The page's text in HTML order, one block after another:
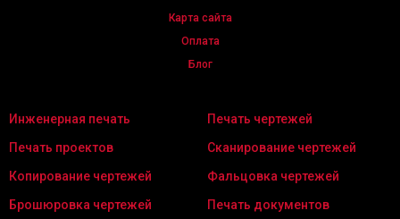
Карта сайта
Оплата
Блог
Инженерная печать
Печать чертежей
Печать проектов
Сканирование чертежей
Копирование чертежей
Фальцовка чертежей
Брошюровка чертежей
Печать документов